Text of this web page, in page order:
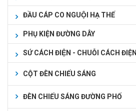
ĐẦU CÁP CO NGUỘI HẠ THẾ
PHỤ KIỆN ĐƯỜNG DÂY
SỨ CÁCH ĐIỆN - CHUỖI CÁCH ĐIỆN
CỘT ĐÈN CHIẾU SÁNG
ĐÈN CHIẾU SÁNG ĐƯỜNG PHỐ